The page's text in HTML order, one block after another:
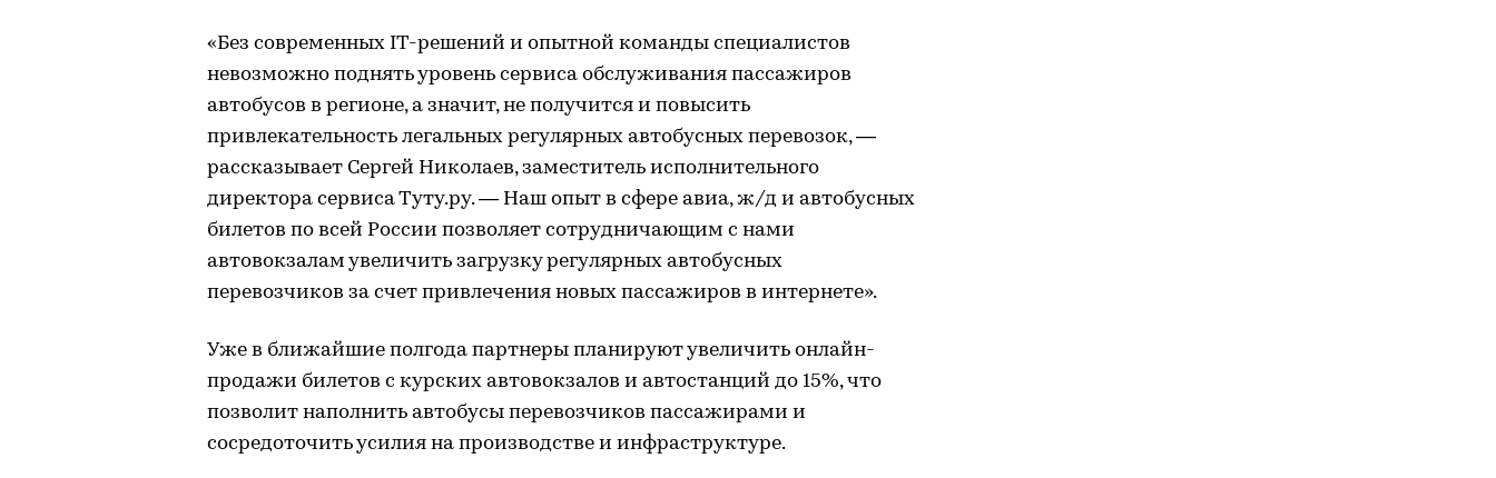
«Без современных IT-решений и опытной команды специалистов
невозможно поднять уровень сервиса обслуживания пассажиров
автобусов в регионе, а значит, не получится и повысить
привлекательность легальных регулярных автобусных перевозок, —
рассказывает Сергей Николаев, заместитель исполнительного
директора сервиса Туту.ру. — Наш опыт в сфере авиа, ж/д и автобусных
билетов по всей России позволяет сотрудничающим с нами
автовокзалам увеличить загрузку регулярных автобусных
перевозчиков за счет привлечения новых пассажиров в интернете».
Уже в ближайшие полгода партнеры планируют увеличить онлайн-
продажи билетов с курских автовокзалов и автостанций до 15%, что
позволит наполнить автобусы перевозчиков пассажирами и
сосредоточить усилия на производстве и инфраструктуре.